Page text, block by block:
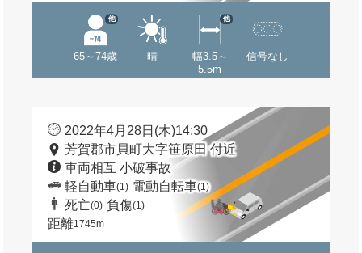
65～74歳
他
晴
幅3.5～
5.5m
他
信号なし
2022年4月28日(木)14:30
芳賀郡市貝町大字笹原田 付近
車両相互 小破事故
軽自動車(1) 電動自転車(1)
死亡(0) 負傷(1)
距離1745m